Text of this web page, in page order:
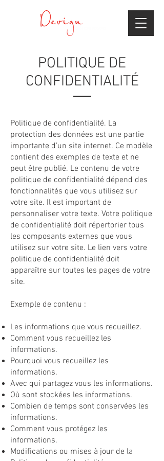
POLITIQUE DE
CONFIDENTIALITÉ
Politique de confidentialité. La
protection des données est une partie
importante d’un site internet. Ce modèle
contient des exemples de texte et ne
peut être publié. Le contenu de votre
politique de confidentialité dépend des
fonctionnalités que vous utilisez sur
votre site. Il est important de
personnaliser votre texte. Votre politique
de confidentialité doit répertorier tous
les composants externes que vous
utilisez sur votre site. Le lien vers votre
politique de confidentialité doit
apparaître sur toutes les pages de votre
site.
Exemple de contenu :
Les informations que vous recueillez.
Comment vous recueillez les
informations.
Pourquoi vous recueillez les
informations.
Avec qui partagez vous les informations.
Où sont stockées les informations.
Combien de temps sont conservées les
informations.
Comment vous protégez les
informations.
Modifications ou mises à jour de la